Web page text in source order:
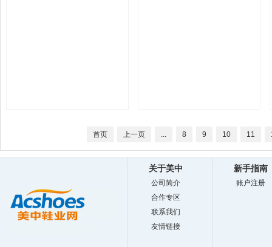
首页 上一页 ... 8 9 10 11
关于美中
公司简介
合作专区
联系我们
友情链接
新手指南
账户注册